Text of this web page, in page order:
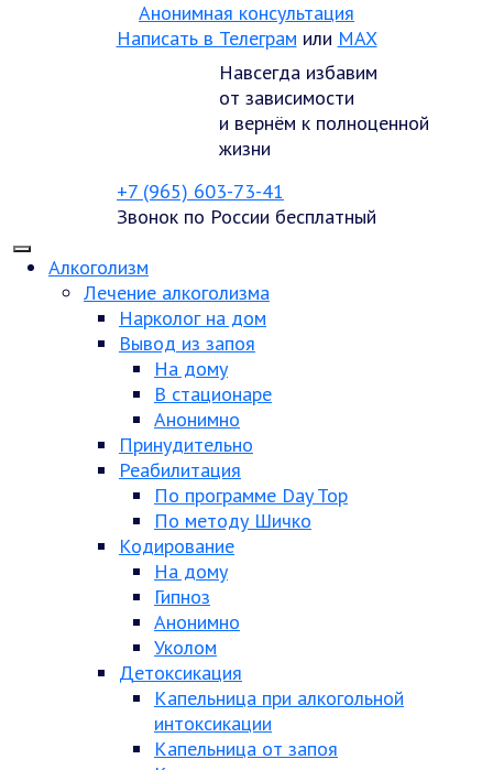
Анонимная консультация
Написать в Телеграм или MAX
Навсегда избавим
от зависимости
и вернём к полноценной
жизни
+7 (965) 603-73-41
Звонок по России бесплатный
Алкоголизм
Лечение алкоголизма
Нарколог на дом
Вывод из запоя
На дому
В стационаре
Анонимно
Принудительно
Реабилитация
По программе Day Top
По методу Шичко
Кодирование
На дому
Гипноз
Анонимно
Уколом
Детоксикация
Капельница при алкогольной
интоксикации
Капельница от запоя